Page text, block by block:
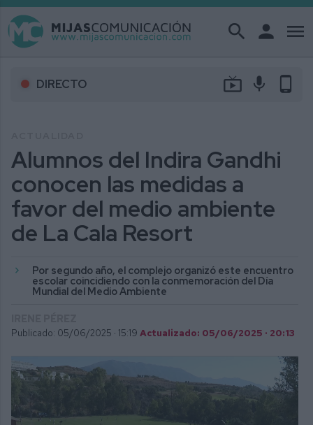
search person menu
DIRECTO live_tv mic phone_android
Alumnos del Indira Gandhi
conocen las medidas a
favor del medio ambiente
de La Cala Resort
Por segundo año, el complejo organizó este encuentro
escolar coincidiendo con la conmemoración del Día
Mundial del Medio Ambiente
Publicado: 05/06/2025 · 15:19 Actualizado: 05/06/2025 · 20:13